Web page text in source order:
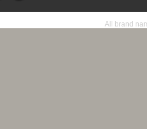
All brand